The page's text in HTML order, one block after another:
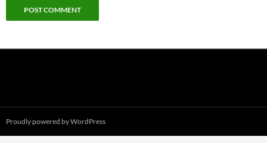
Proudly powered by WordPress